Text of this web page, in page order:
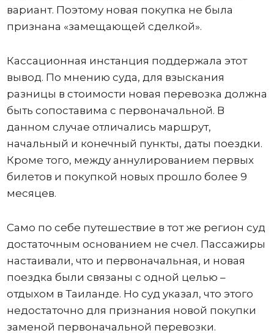
вариант. Поэтому новая покупка не была
признана «замещающей сделкой».
Кассационная инстанция поддержала этот
вывод. По мнению суда, для взыскания
разницы в стоимости новая перевозка должна
быть сопоставима с первоначальной. В
данном случае отличались маршрут,
начальный и конечный пункты, даты поездки.
Кроме того, между аннулированием первых
билетов и покупкой новых прошло более 9
месяцев.
Само по себе путешествие в тот же регион суд
достаточным основанием не счел. Пассажиры
настаивали, что и первоначальная, и новая
поездка были связаны с одной целью –
отдыхом в Таиланде. Но суд указал, что этого
недостаточно для признания новой покупки
заменой первоначальной перевозки.